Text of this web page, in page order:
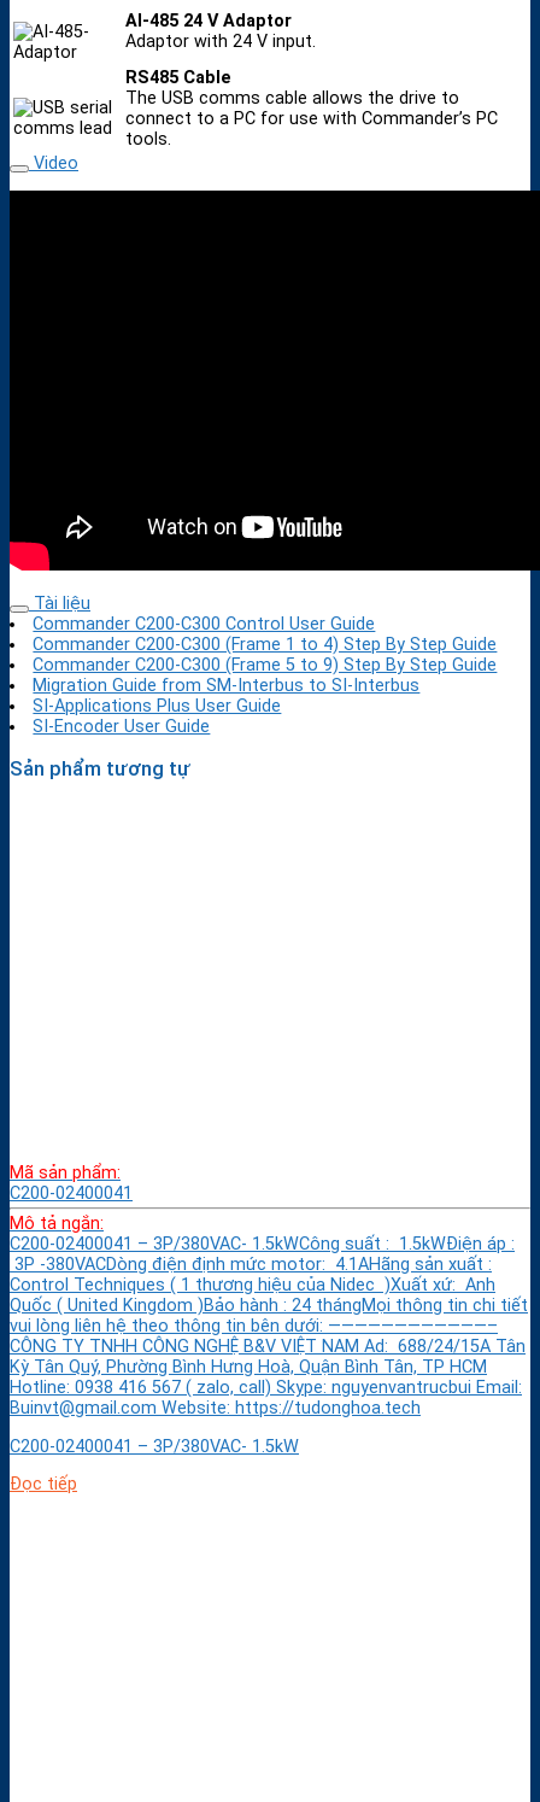
AI-485 24 V Adaptor
Adaptor with 24 V input.
RS485 Cable
The USB comms cable allows the drive to
connect to a PC for use with Commander’s PC
tools.
Video
Tài liệu
Commander C200-C300 Control User Guide
Commander C200-C300 (Frame 1 to 4) Step By Step Guide
Commander C200-C300 (Frame 5 to 9) Step By Step Guide
Migration Guide from SM-Interbus to SI-Interbus
SI-Applications Plus User Guide
SI-Encoder User Guide
Sản phẩm tương tự
Mã sản phẩm:
C200-02400041
Mô tả ngắn:
C200-02400041 – 3P/380VAC- 1.5kWCông suất : 1.5kWĐiện áp :
3P -380VACDòng điện định mức motor: 4.1AHãng sản xuất :
Control Techniques ( 1 thương hiệu của Nidec )Xuất xứ: Anh
Quốc ( United Kingdom )Bảo hành : 24 thángMọi thông tin chi tiết
vui lòng liên hệ theo thông tin bên dưới: ————————————–
CÔNG TY TNHH CÔNG NGHỆ B&V VIỆT NAM Ad: 688/24/15A Tân
Kỳ Tân Quý, Phường Bình Hưng Hoà, Quận Bình Tân, TP HCM
Hotline: 0938 416 567 ( zalo, call) Skype: nguyenvantrucbui Email:
Buinvt@gmail.com Website: https://tudonghoa.tech
C200-02400041 – 3P/380VAC- 1.5kW
Đọc tiếp